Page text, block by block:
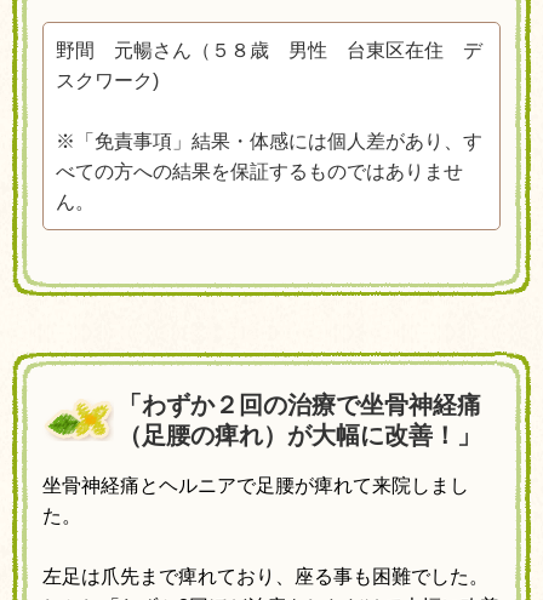
野間 元暢さん（５８歳 男性 台東区在住 デ
スクワーク)
※「免責事項」結果・体感には個人差があり、す
べての方への結果を保証するものではありませ
ん。
「わずか２回の治療で坐骨神経痛
（足腰の痺れ）が大幅に改善！」
坐骨神経痛とヘルニアで足腰が痺れて来院しまし
た。
左足は爪先まで痺れており、座る事も困難でした。